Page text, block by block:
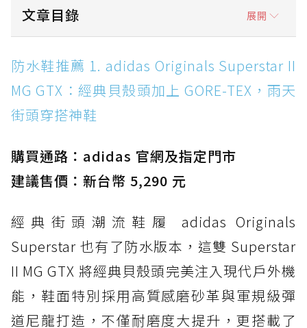
文章目錄 展開
防水鞋推薦 1. adidas Originals Superstar II
MG GTX：經典貝殼頭加上 GORE-TEX，雨天街
頭穿搭神鞋
防水鞋推薦 2. New Balance Hierro v9 GORE-
防水鞋推薦 3. Nike Dunk Low GORE-TEX：
經典 Dunk 輪廓加上防水科技，雨天穿搭帥度不
打折
防水鞋推薦 4. ASICS TRABUCO 14 GTX：搭
載 GORE-TEX 隱形貼合科技，全方位防水神鞋
防水鞋推薦 5. Salomon XT-6 GORE-TEX：潮
人必備山系鞋王！防滑、防水與街頭顏值一次攻
頂
防水鞋推薦 6. HOKA Stinson Evo GTX：越野
防水鞋推薦 1. adidas Originals Superstar II
MG GTX：經典貝殼頭加上 GORE-TEX，雨天
街頭穿搭神鞋
購買通路：adidas 官網及指定門市
建議售價：新台幣 5,290 元
經典街頭潮流鞋履 adidas Originals
Superstar 也有了防水版本，這雙 Superstar
II MG GTX 將經典貝殼頭完美注入現代戶外機
能，鞋面特別採用高質感磨砂革與軍規級彈
道尼龍打造，不僅耐磨度大提升，更搭載了